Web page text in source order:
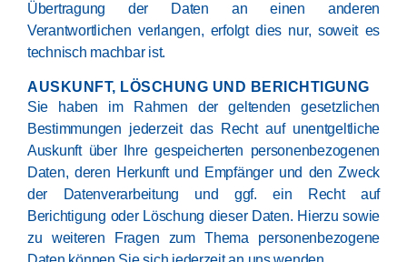
Übertragung der Daten an einen anderen
Verantwortlichen verlangen, erfolgt dies nur, soweit es
technisch machbar ist.
AUSKUNFT, LÖSCHUNG UND BERICHTIGUNG
Sie haben im Rahmen der geltenden gesetzlichen
Bestimmungen jederzeit das Recht auf unentgeltliche
Auskunft über Ihre gespeicherten personenbezogenen
Daten, deren Herkunft und Empfänger und den Zweck
der Datenverarbeitung und ggf. ein Recht auf
Berichtigung oder Löschung dieser Daten. Hierzu sowie
zu weiteren Fragen zum Thema personenbezogene